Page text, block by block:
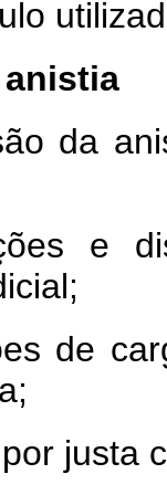
da
e
de
justa